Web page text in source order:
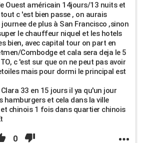
Ouest américain 14jours/13 nuits et
c 'est bien passe , on aurais
de plus à San Francisco ,sinon
le chauffeur niquel et les hotels
bien, avec capital tour on part en
Combodge et cala sera deja le 5
c 'est sur que on ne peut pas avoir
mais pour dormi le principal est
33 en 15 jours il ya qu'un jour
hamburgers et cela dans la ville
et chinois 1 fois dans quartier chinois
0